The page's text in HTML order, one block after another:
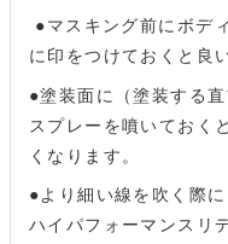
●マスキング前にボデ
に印をつけておくと良
●塗装面に（塗装する
スプレーを噴いておく
くなります。
●より細い線を吹く際
ハイパフォーマンスリ